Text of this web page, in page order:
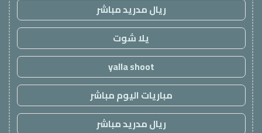
ريال مدريد مباشر
يلا شوت
yalla shoot
مباريات اليوم مباشر
ريال مدريد مباشر